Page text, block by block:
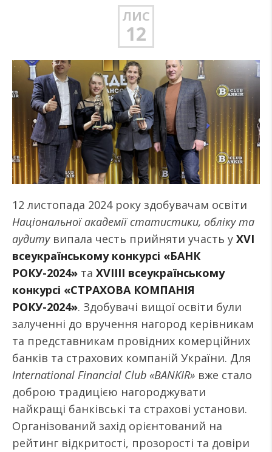
ЛИС
12
12 листопада 2024 року здобувачам освіти
Національної академії статистики, обліку та
аудитувипала честь прийняти участь у XVІ
всеукраїнському конкурсі «БАНК
РОКУ-2024» та XVIIIІ всеукраїнському
конкурсі «СТРАХОВА КОМПАНІЯ
РОКУ-2024». Здобувачі вищої освіти були
залученні до вручення нагород керівникам
та представникам провідних комерційних
банків та страхових компаній України. Для
International Financial Club «BANKIR» вже стало
доброю традицією нагороджувати
найкращі банківські та страхові установи.
Організований захід орієнтований на
рейтинг відкритості, прозорості та довіри